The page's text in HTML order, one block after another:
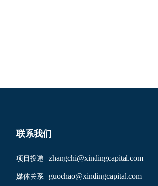
联系我们
项目投递 zhangchi@xindingcapital.com
媒体关系 guochao@xindingcapital.com